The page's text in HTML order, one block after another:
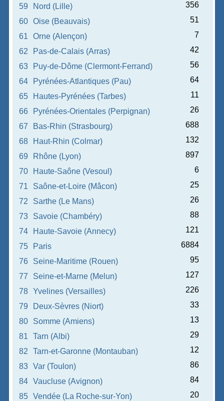
59
Nord (Lille)
356
60
Oise (Beauvais)
51
61
Orne (Alençon)
7
62
Pas-de-Calais (Arras)
42
63
Puy-de-Dôme (Clermont-Ferrand)
56
64
Pyrénées-Atlantiques (Pau)
64
65
Hautes-Pyrénées (Tarbes)
11
66
Pyrénées-Orientales (Perpignan)
26
67
Bas-Rhin (Strasbourg)
688
68
Haut-Rhin (Colmar)
132
69
Rhône (Lyon)
897
70
Haute-Saône (Vesoul)
6
71
Saône-et-Loire (Mâcon)
25
72
Sarthe (Le Mans)
26
73
Savoie (Chambéry)
88
74
Haute-Savoie (Annecy)
121
75
Paris
6884
76
Seine-Maritime (Rouen)
95
77
Seine-et-Marne (Melun)
127
78
Yvelines (Versailles)
226
79
Deux-Sèvres (Niort)
33
80
Somme (Amiens)
13
81
Tarn (Albi)
29
82
Tarn-et-Garonne (Montauban)
12
83
Var (Toulon)
86
84
Vaucluse (Avignon)
84
85
Vendée (La Roche-sur-Yon)
20